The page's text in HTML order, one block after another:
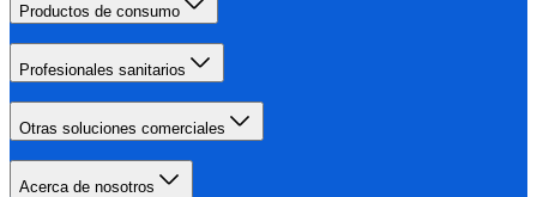
Productos de consumo
Profesionales sanitarios
Otras soluciones comerciales
Acerca de nosotros